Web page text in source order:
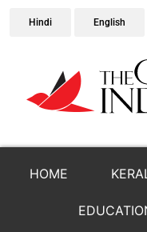
Hindi English
HOME